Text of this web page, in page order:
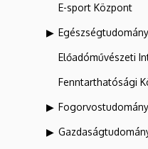
E-sport Központ
Előadóművészeti
Fenntarthatósági